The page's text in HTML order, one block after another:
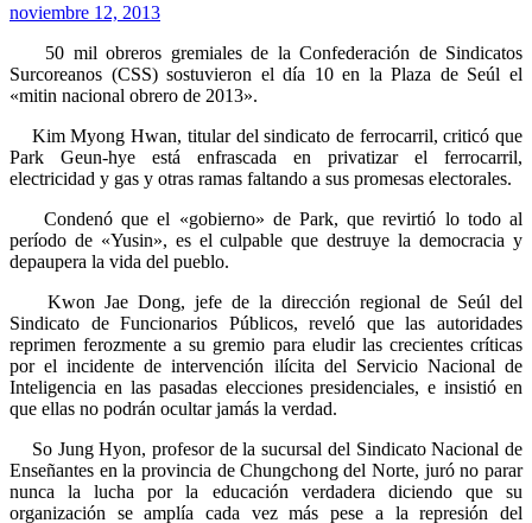
noviembre 12, 2013
50 mil obreros gremiales de la Confederación de Sindicatos
Surcoreanos (CSS) sostuvieron el día 10 en la Plaza de Seúl el
«mitin nacional obrero de 2013».
Kim Myong Hwan, titular del sindicato de ferrocarril, criticó que
Park Geun-hye está enfrascada en privatizar el ferrocarril,
electricidad y gas y otras ramas faltando a sus promesas electorales.
Condenó que el «gobierno» de Park, que revirtió lo todo al
período de «Yusin», es el culpable que destruye la democracia y
depaupera la vida del pueblo.
Kwon Jae Dong, jefe de la dirección regional de Seúl del
Sindicato de Funcionarios Públicos, reveló que las autoridades
reprimen ferozmente a su gremio para eludir las crecientes críticas
por el incidente de intervención ilícita del Servicio Nacional de
Inteligencia en las pasadas elecciones presidenciales, e insistió en
que ellas no podrán ocultar jamás la verdad.
So Jung Hyon, profesor de la sucursal del Sindicato Nacional de
Enseñantes en la provincia de Chungchong del Norte, juró no parar
nunca la lucha por la educación verdadera diciendo que su
organización se amplía cada vez más pese a la represión del